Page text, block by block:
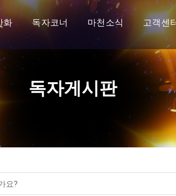
화 독자코너 마천소식 고객센
독자게시판
요?